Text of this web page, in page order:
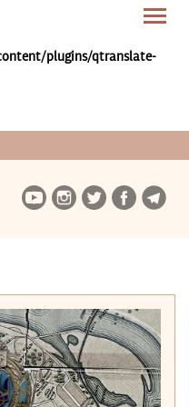
plugins/qtranslate-